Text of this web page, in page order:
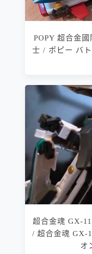
POPY 超合金
士 / ポピー バ
超合金魂 GX-
/ 超合金魂 GX-
オ